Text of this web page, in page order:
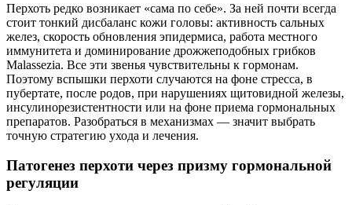
Перхоть редко возникает «сама по себе». За ней почти всегда
стоит тонкий дисбаланс кожи головы: активность сальных
желез, скорость обновления эпидермиса, работа местного
иммунитета и доминирование дрожжеподобных грибков
Malassezia. Все эти звенья чувствительны к гормонам.
Поэтому вспышки перхоти случаются на фоне стресса, в
пубертате, после родов, при нарушениях щитовидной железы,
инсулинорезистентности или на фоне приема гормональных
препаратов. Разобраться в механизмах — значит выбрать
точную стратегию ухода и лечения.
Патогенез перхоти через призму гормональной
регуляции